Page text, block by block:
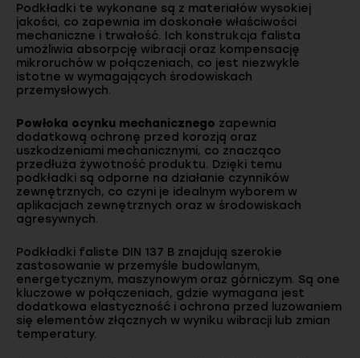
Podkładki te wykonane są z materiałów wysokiej
jakości, co zapewnia im doskonałe właściwości
mechaniczne i trwałość. Ich konstrukcja falista
umożliwia absorpcję wibracji oraz kompensację
mikroruchów w połączeniach, co jest niezwykle
istotne w wymagających środowiskach
przemysłowych.
Powłoka ocynku mechanicznego zapewnia
dodatkową ochronę przed korozją oraz
uszkodzeniami mechanicznymi, co znacząco
przedłuża żywotność produktu. Dzięki temu
podkładki są odporne na działanie czynników
zewnętrznych, co czyni je idealnym wyborem w
aplikacjach zewnętrznych oraz w środowiskach
agresywnych.
Podkładki faliste DIN 137 B znajdują szerokie
zastosowanie w przemyśle budowlanym,
energetycznym, maszynowym oraz górniczym. Są one
kluczowe w połączeniach, gdzie wymagana jest
dodatkowa elastyczność i ochrona przed luzowaniem
się elementów złącznych w wyniku wibracji lub zmian
temperatury.